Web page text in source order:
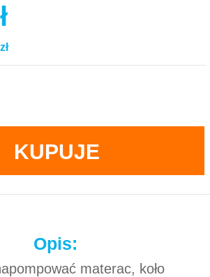
KUPUJE
Opis:
materac, koło